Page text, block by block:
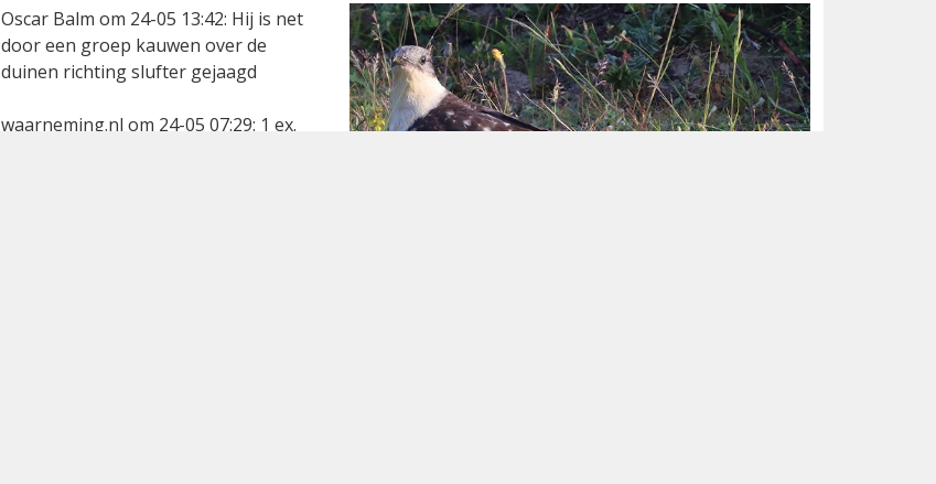
Oscar Balm om 24-05 13:42: Hij is net
door een groep kauwen over de
duinen richting slufter gejaagd
waarneming.nl om 24-05 07:29: 1 ex.